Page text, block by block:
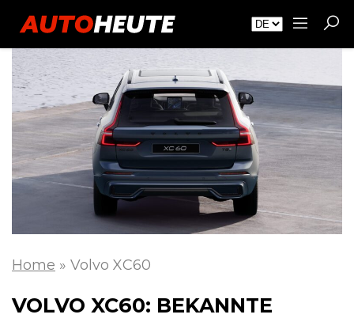
Home » Volvo XC60
VOLVO XC60: BEKANNTE